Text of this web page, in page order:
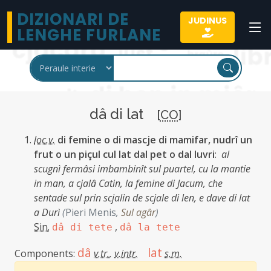
DIZIONARI DE
LENGHE FURLANE
JUDINUS
dâ di lat [CO]
loc.v. di femine o di mascje di mamifar, nudrî un
frut o un piçul cul lat dal pet o dal luvri: al
scugnì fermâsi imbambinît sul puartel, cu la mantie
in man, a cjalâ Catin, la femine di Jacum, che
sentade sul prin scjalin de scjale di len, e dave di lat
a Durì(Pieri Menis, Sul agâr)
Sin. dâ di tete , dâ la tete
Components: dâ v.tr., v.intr. lat s.m.